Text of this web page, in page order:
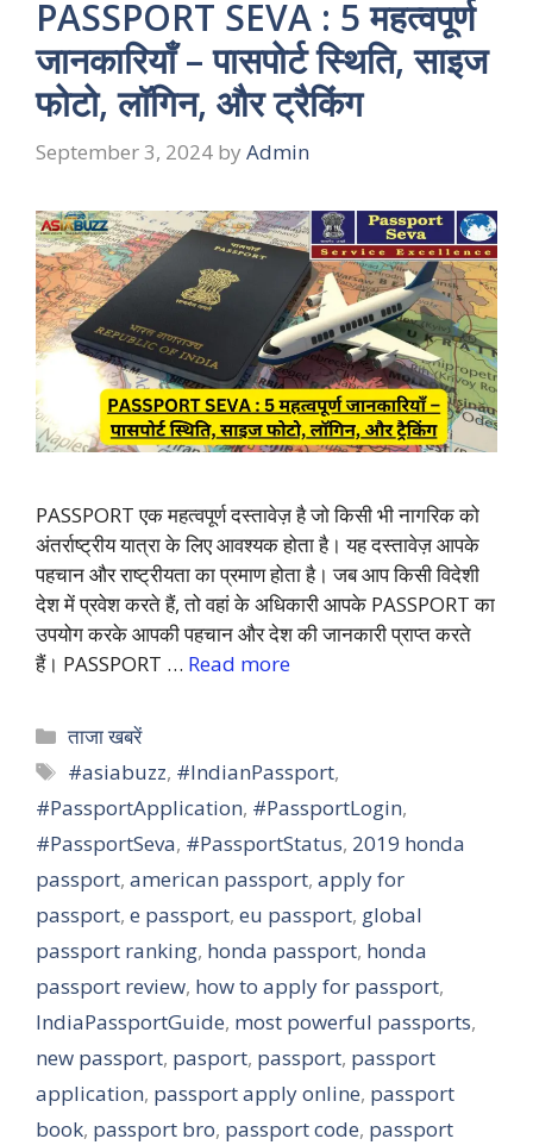
PASSPORT SEVA : 5 महत्वपूर्ण
जानकारियाँ – पासपोर्ट स्थिति, साइज
फोटो, लॉगिन, और ट्रैकिंग
September 3, 2024 by Admin
PASSPORT एक महत्वपूर्ण दस्तावेज़ है जो किसी भी नागरिक को
अंतर्राष्ट्रीय यात्रा के लिए आवश्यक होता है। यह दस्तावेज़ आपके
पहचान और राष्ट्रीयता का प्रमाण होता है। जब आप किसी विदेशी
देश में प्रवेश करते हैं, तो वहां के अधिकारी आपके PASSPORT का
उपयोग करके आपकी पहचान और देश की जानकारी प्राप्त करते
हैं। PASSPORT … Read more
Categories
ताजा खबरें
Tags
#asiabuzz, #IndianPassport,
#PassportApplication, #PassportLogin,
#PassportSeva, #PassportStatus, 2019 honda
passport, american passport, apply for
passport, e passport, eu passport, global
passport ranking, honda passport, honda
passport review, how to apply for passport,
IndiaPassportGuide, most powerful passports,
new passport, pasport, passport, passport
application, passport apply online, passport
book, passport bro, passport code, passport